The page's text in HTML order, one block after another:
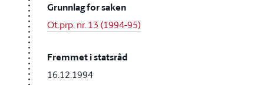
Grunnlag for saken
Ot.prp. nr. 13 (1994-95)
Fremmet i statsråd
16.12.1994